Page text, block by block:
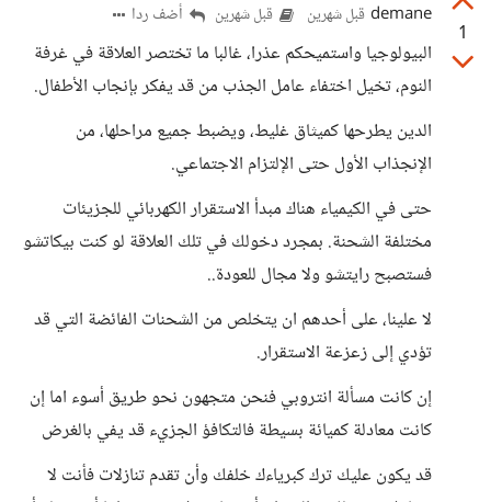
1
demane قبل شهرين قبل شهرين أضف ردا
البيولوجيا واستميحكم عذرا، غالبا ما تختصر العلاقة في غرفة
النوم، تخيل اختفاء عامل الجذب من قد يفكر بإنجاب الأطفال.
الدين يطرحها كميثاق غليط، ويضبط جميع مراحلها، من
الإنجذاب الأول حتى الإلتزام الاجتماعي.
حتى في الكيمياء هناك مبدأ الاستقرار الكهربائي للجزيئات
مختلفة الشحنة. بمجرد دخولك في تلك العلاقة لو كنت بيكاتشو
فستصبح رايتشو ولا مجال للعودة..
لا علينا، على أحدهم ان يتخلص من الشحنات الفائضة التي قد
تؤدي إلى زعزعة الاستقرار.
إن كانت مسألة انتروبي فنحن متجهون نحو طريق أسوء اما إن
كانت معادلة كميائة بسيطة فالتكافؤ الجزيء قد يفي بالغرض
قد يكون عليك ترك كبرياءك خلفك وأن تقدم تنازلات فأنت لا